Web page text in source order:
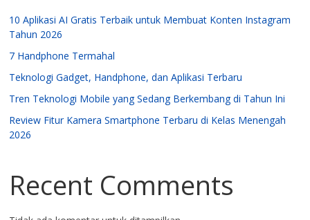
10 Aplikasi AI Gratis Terbaik untuk Membuat Konten Instagram
Tahun 2026
7 Handphone Termahal
Teknologi Gadget, Handphone, dan Aplikasi Terbaru
Tren Teknologi Mobile yang Sedang Berkembang di Tahun Ini
Review Fitur Kamera Smartphone Terbaru di Kelas Menengah
2026
Recent Comments